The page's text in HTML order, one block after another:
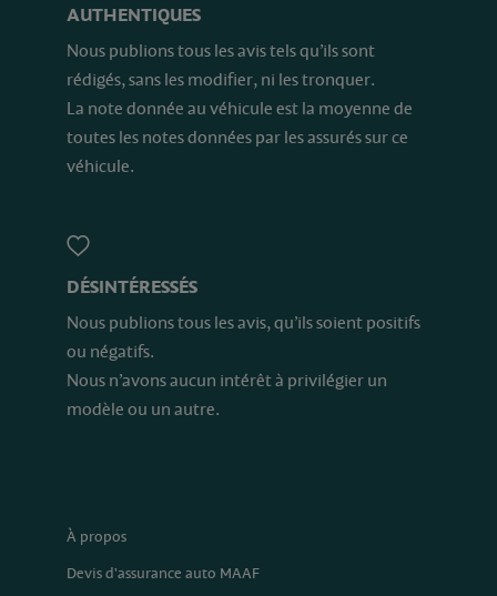
AUTHENTIQUES
Nous publions tous les avis tels qu’ils sont
rédigés, sans les modifier, ni les tronquer.
La note donnée au véhicule est la moyenne de
toutes les notes données par les assurés sur ce
véhicule.
DÉSINTÉRESSÉS
Nous publions tous les avis, qu’ils soient positifs
ou négatifs.
Nous n’avons aucun intérêt à privilégier un
modèle ou un autre.
À propos
Devis d'assurance auto MAAF